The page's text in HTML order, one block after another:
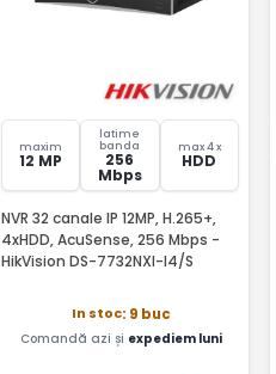
maxim
12 MP
latime
banda
256
Mbps
max 4 x
HDD
NVR 32 canale IP 12MP, H.265+,
4xHDD, AcuSense, 256 Mbps -
HikVision DS-7732NXI-I4/S
In stoc: 9 buc
Comandă azi și expediem luni